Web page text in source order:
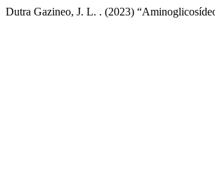
Dutra Gazineo, J. L. . (2023)